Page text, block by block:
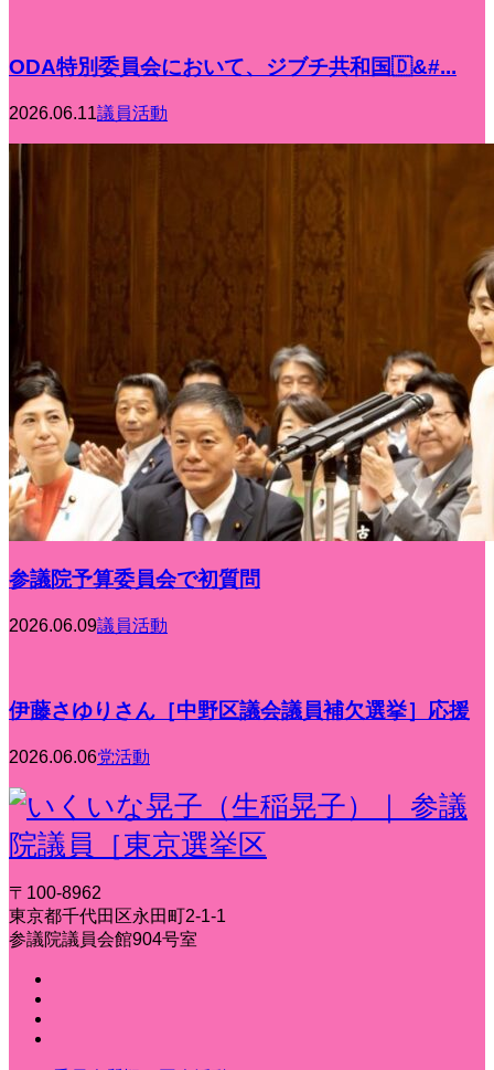
ODA特別委員会において、ジブチ共和国🇩&#...
2026.06.11議員活動
参議院予算委員会で初質問
2026.06.09議員活動
伊藤さゆりさん［中野区議会議員補欠選挙］応援
2026.06.06党活動
〒100-8962
東京都千代田区永田町2-1-1
参議院議員会館904号室